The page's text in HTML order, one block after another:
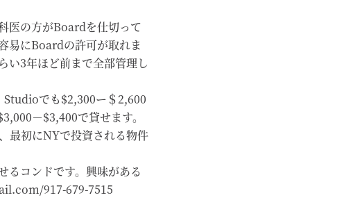
医の方がBoardを仕切って
易にBoardの許可が取れま
い3年ほど前まで全部管理し
Studioでも$2,300ー＄2,600
－$3,400で貸せます。
最初にNYで投資される物件
るコンドです。興味がある
917-679-7515